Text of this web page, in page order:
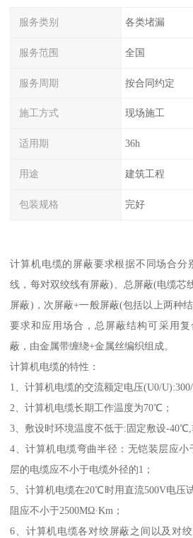
服务类别 各类堵漏
服务范围 全国
服务周期 按合同约定
施工方式 现场施工
适用期 36h
用途 建筑工程
包装规格 完好
计算机电缆的屏蔽要求根据不同场合分
线，每对双绞线有屏蔽)、总屏蔽(电缆芯
屏蔽)，次屏蔽+一般屏蔽(包括以上两种
要求和应用场合，总屏蔽结构可采用
蔽，由金属带缠绕+金属丝编织组成。
计算机电缆的特性：
1、计算机电缆的交流额定电压(U0/U):300/
2、计算机电缆长期工作温度为70℃；
3、敷设时环境温度不低于:固定敷设-
4、计算机电缆弯曲半径：无铠装层应
层的电缆应不小于电缆外径的1；
5、计算机电缆在20℃时用直流500V电压
阻应不小于2500MΩ·Km；
6、计算机电缆各对绞屏蔽之间以及对